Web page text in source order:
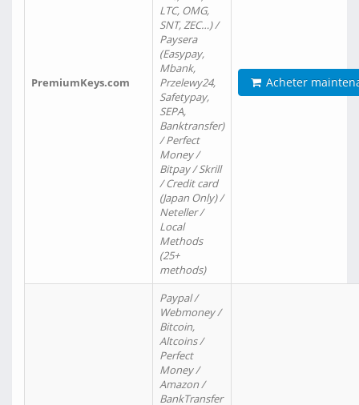
PremiumKeys.com
LTC, OMG,
SNT, ZEC…) /
Paysera
(Easypay,
Mbank,
Przelewy24,
Safetypay,
SEPA,
Banktransfer)
/ Perfect
Money /
Bitpay / Skrill
/ Credit card
(Japan Only) /
Neteller /
Local
Methods
(25+
methods)
Acheter
Paypal /
Webmoney /
Bitcoin,
Altcoins /
Perfect
Money /
Amazon /
BankTransfer